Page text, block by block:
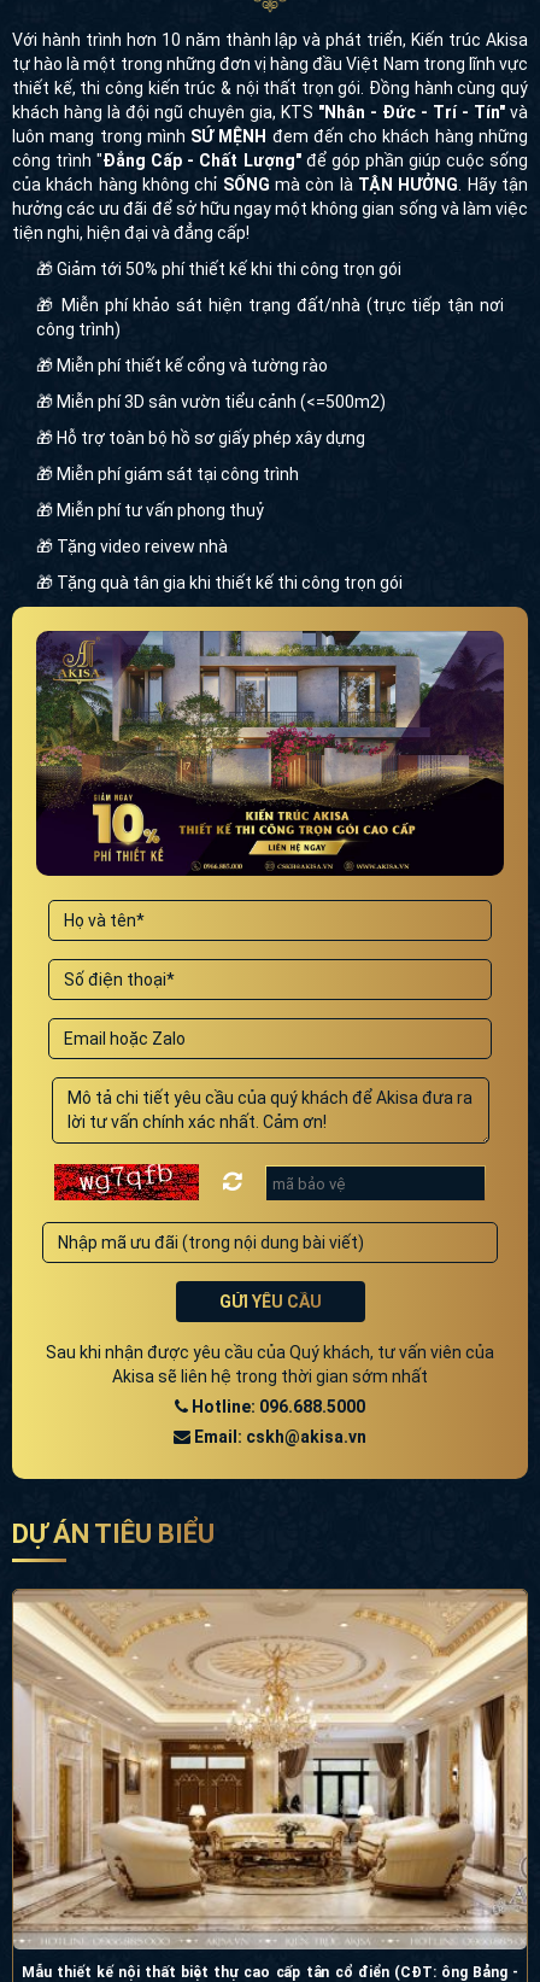
Với hành trình hơn 10 năm thành lập và phát triển, Kiến trúc Akisa
tự hào là một trong những đơn vị hàng đầu Việt Nam trong lĩnh vực
thiết kế, thi công kiến trúc & nội thất trọn gói. Đồng hành cùng quý
khách hàng là đội ngũ chuyên gia, KTS "Nhân - Đức - Trí - Tín" và
luôn mang trong mình SỨ MỆNH đem đến cho khách hàng những
công trình "Đẳng Cấp - Chất Lượng"để góp phần giúp cuộc sống
của khách hàng không chỉ SỐNG mà còn là TẬN HƯỞNG . Hãy tận
hưởng các ưu đãi để sở hữu ngay một không gian sống và làm việc
tiện nghi, hiện đại và đẳng cấp!
🎁 Giảm tới 50% phí thiết kế khi thi công trọn gói
🎁 Miễn phí khảo sát hiện trạng đất/nhà (trực tiếp tận nơi
công trình)
🎁 Miễn phí thiết kế cổng và tường rào
🎁 Miễn phí 3D sân vườn tiểu cảnh (<=500m2)
🎁 Hỗ trợ toàn bộ hồ sơ giấy phép xây dựng
🎁 Miễn phí giám sát tại công trình
🎁 Miễn phí tư vấn phong thuỷ
🎁 Tặng video reivew nhà
🎁 Tặng quà tân gia khi thiết kế thi công trọn gói
GỬI YÊU CẦU
Sau khi nhận được yêu cầu của Quý khách, tư vấn viên của
Akisa sẽ liên hệ trong thời gian sớm nhất
Hotline: 096.688.5000
Email: cskh@akisa.vn
DỰ ÁN TIÊU BIỂU
Mẫu thiết kế nội thất biệt thự cao cấp tân cổ điển (CĐT: ông Bảng -